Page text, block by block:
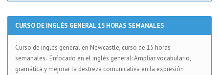
CURSO DE INGLÉS GENERAL 15 HORAS SEMANALES
Curso de inglés general en Newcastle, curso de 15 horas
semanales. Enfocado en el inglés general: Ampliar vocabulario,
gramática y mejorar la destreza comunicativa en la expresión